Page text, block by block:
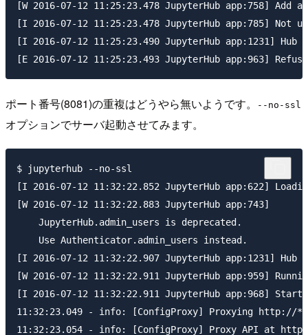
[W 2016-07-12 11:25:23.478 JupyterHub app:758]
[I 2016-07-12 11:25:23.478 JupyterHub app:785]
[I 2016-07-12 11:25:23.490 JupyterHub app:1231]
ポート番号(8081)の重複はどうやら無いようです。 --no-ssl
オプションでサーバ起動させてみます。
$ jupyterhub --no-ssl
[I 2016-07-12 11:32:22.852 JupyterHub app:622]
[W 2016-07-12 11:32:22.883 JupyterHub app:743]
    JupyterHub.admin_users is deprecated.
    Use Authenticator.admin_users instead.
[I 2016-07-12 11:32:22.907 JupyterHub app:1231]
[W 2016-07-12 11:32:22.911 JupyterHub app:959]
[I 2016-07-12 11:32:22.911 JupyterHub app:968]
11:32:23.049 - info: [ConfigProxy] Proxying http://
11:32:23.054 - info: [ConfigProxy] Proxy API at